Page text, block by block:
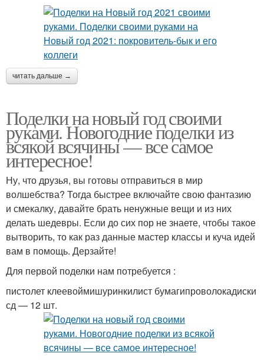
читать дальше →
Поделки на новый год своими
руками. Новогодние поделки из
всякой всячины — все самое
интересное!
Ну, что друзья, вы готовы отправиться в мир
волшебства? Тогда быстрее включайте свою фантазию
и смекалку, давайте брать ненужные вещи и из них
делать шедевры. Если до сих пор не знаете, чтобы такое
вытворить, то как раз данные мастер классы и куча идей
вам в помощь. Дерзайте!
Для первой поделки нам потребуется :
пистолет клеевоймишуринкилист бумагипроволокадиски
сд — 12 шт.